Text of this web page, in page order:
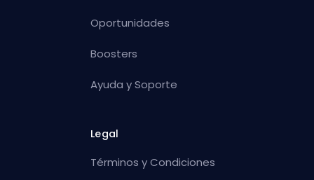
Oportunidades
Boosters
Ayuda y Soporte
Legal
Términos y Condiciones